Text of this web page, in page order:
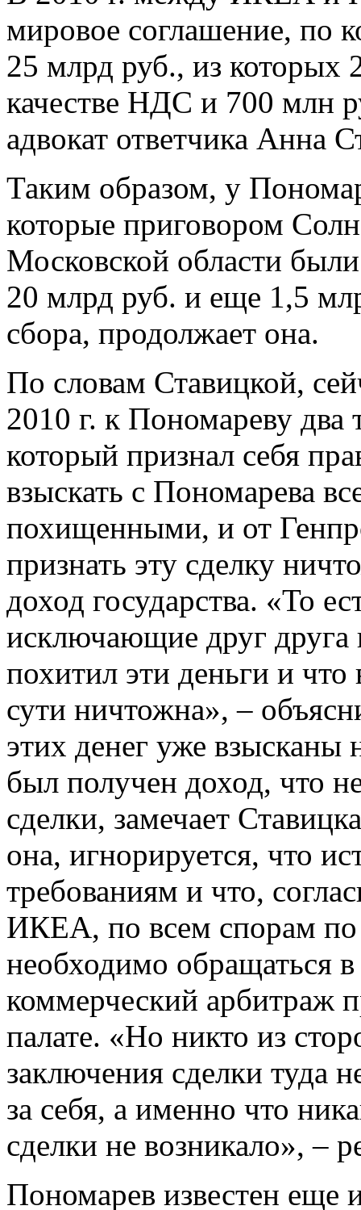
мировое соглашение, по
25 млрд руб., из которых
качестве НДС и 700 млн
адвокат ответчика Анна
Таким образом, у
которые приговором
Московской области
20 млрд руб. и еще 1,5
сбора, продолжает она.
По словам Ставицкой,
2010 г. к Пономареву два
который признал себя
взыскать с Пономарева
похищенными, и от
признать эту сделку
доход государства. «То
исключающие друг
похитил эти деньги и
сути ничтожна», –
этих денег уже взысканы
был получен доход, что
сделки, замечает
она, игнорируется, что
требованиям и что,
ИКЕА, по всем спорам
необходимо обращаться
коммерческий арбитраж
палате. «Но никто из
заключения сделки туда
за себя, а именно что
сделки не возникало», –
Пономарев известен еще